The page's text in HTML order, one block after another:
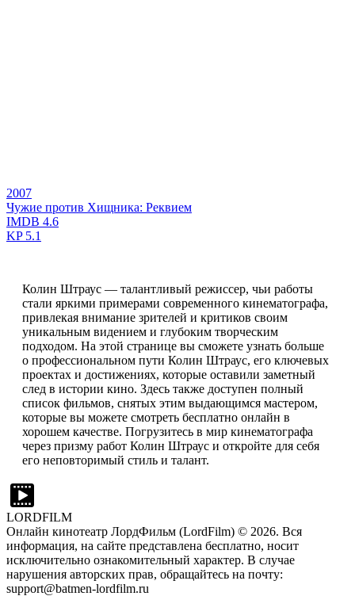
2007
Чужие против Хищника: Реквием
IMDB 4.6
KP5.1
Колин Штраус — талантливый режиссер, чьи работы
стали яркими примерами современного кинематографа,
привлекая внимание зрителей и критиков своим
уникальным видением и глубоким творческим
подходом. На этой странице вы сможете узнать больше
о профессиональном пути Колин Штраус, его ключевых
проектах и достижениях, которые оставили заметный
след в истории кино. Здесь также доступен полный
список фильмов, снятых этим выдающимся мастером,
которые вы можете смотреть бесплатно онлайн в
хорошем качестве. Погрузитесь в мир кинематографа
через призму работ Колин Штраус и откройте для себя
его неповторимый стиль и талант.
LORDFILM
Онлайн кинотеатр ЛордФильм (LordFilm) © 2026. Вся
информация, на сайте представлена бесплатно, носит
исключительно ознакомительный характер. В случае
нарушения авторских прав, обращайтесь на почту:
support@batmen-lordfilm.ru